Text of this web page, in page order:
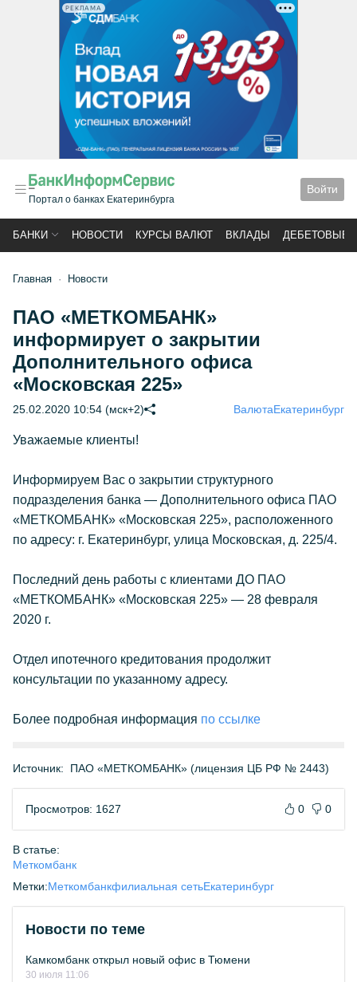
РЕКЛАМА
Портал о банках Екатеринбурга
Войти
БАНКИ НОВОСТИ КУРСЫ ВАЛЮТ ВКЛАДЫ ДЕБЕТОВЫЕ
Главная Новости
ПАО «МЕТКОМБАНК»
информирует о закрытии
Дополнительного офиса
«Московская 225»
25.02.2020 10:54 (мск+2) ВалютаЕкатеринбург
Уважаемые клиенты!
Информируем Вас о закрытии структурного
подразделения банка — Дополнительного офиса ПАО
«МЕТКОМБАНК» «Московская 225», расположенного
по адресу: г. Екатеринбург, улица Московская, д. 225/4.
Последний день работы с клиентами ДО ПАО
«МЕТКОМБАНК» «Московская 225» — 28 февраля
2020 г.
Отдел ипотечного кредитования продолжит
консультации по указанному адресу.
Более подробная информация по ссылке
Источник: ПАО «МЕТКОМБАНК» (лицензия ЦБ РФ № 2443)
Просмотров: 1627 0 0
В статье:
Меткомбанк
Метки:Меткомбанкфилиальная сетьЕкатеринбург
Новости по теме
Камкомбанк открыл новый офис в Тюмени
30 июля 11:06